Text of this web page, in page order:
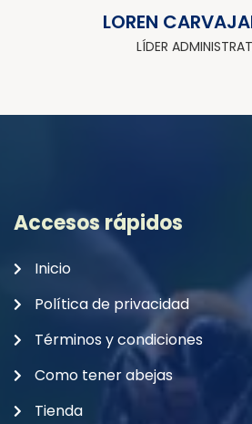
LOREN
LÍDER
Accesos rápidos
Inicio
Política de privacidad
Términos y condiciones
Como tener abejas
Tienda